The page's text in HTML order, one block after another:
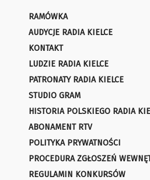
RAMÓWKA
AUDYCJE RADIA KIELCE
KONTAKT
LUDZIE RADIA KIELCE
PATRONATY RADIA KIELCE
STUDIO GRAM
HISTORIA POLSKIEGO RADIA
ABONAMENT RTV
POLITYKA PRYWATNOŚCI
PROCEDURA ZGŁOSZEŃ
REGULAMIN KONKURSÓW